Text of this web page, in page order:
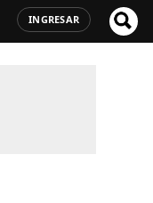
INGRESAR